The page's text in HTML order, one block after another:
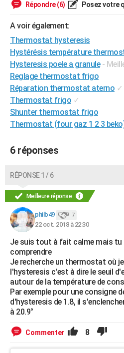
BONS PLANS
CARTE DE VOEUX
Carte de Noël
Carte Bonne année
Carte Saint-Valentin
Carte Pâques
Carte d'anniversaire
DICTIONNAIRE
Dictionnaire
Biographies
Citations
Expressions
Proverbes
PROGRAMME TV
COPAINS D'AVANT
Avis de recherche
FORUM
Bricolage
Lifestyle
Culture
Sport
Auto
Television
Voyage
Cinema
Répondre (6) Posez votre
A voir également:
Thermostat hysteresis
Hystérésis température
Hysteresis poele a granule -
Reglage thermostat frigo
Réparation thermostat aterno ✓
Thermostat frigo ✓
Shunter thermostat frigo
Thermostat (four gaz 1 2 3
6 réponses
RÉPONSE 1 / 6
Meilleure réponse
philb49 7
22 oct. 2018 à 22:30
Je suis tout à fait calme mais tu
comprendre
Je recherche un thermostat où
l'hysteresis c'est à dire le seuil
autour de la température de
Par exemple pour une consigne
d'hysteresis de 1.8, il
à 20.9°
Commenter 8